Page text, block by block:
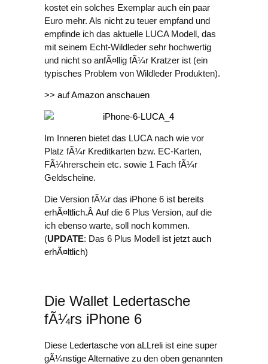
kostet ein solches Exemplar auch ein paar
Euro mehr. Als nicht zu teuer empfand und
empfinde ich das aktuelle LUCA Modell, das
mit seinem Echt-Wildleder sehr hochwertig
und nicht so anfÃ¤llig fÃ¼r Kratzer ist (ein
typisches Problem von Wildleder Produkten).
>> auf Amazon anschauen
Im Inneren bietet das LUCA nach wie vor
Platz fÃ¼r Kreditkarten bzw. EC-Karten,
FÃ¼hrerschein etc. sowie 1 Fach fÃ¼r
Geldscheine.
Die Version fÃ¼r das iPhone 6 ist bereits
erhÃ¤ltlich.Â Auf die 6 Plus Version, auf die
ich ebenso warte, soll noch kommen.
(UPDATE: Das 6 Plus Modell ist jetzt auch
erhÃ¤ltlich)
Die Wallet Ledertasche
fÃ¼rs iPhone 6
Diese Ledertasche von aLLreli ist eine super
gÃ¼nstige Alternative zu den oben genannten